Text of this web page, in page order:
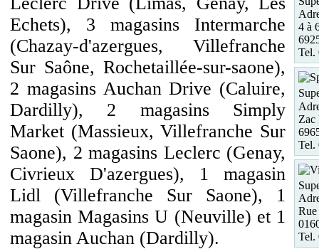
Echets), 3 magasins Intermarche
(Chazay-d'azergues, Villefranche
Sur Saône, Rochetaillée-sur-saone),
2 magasins Auchan Drive (Caluire,
Dardilly), 2 magasins Simply
Market (Massieux, Villefranche Sur
Saone), 2 magasins Leclerc (Genay,
Civrieux D'azergues), 1 magasin
Lidl (Villefranche Sur Saone), 1
magasin Magasins U (Neuville) et 1
magasin Auchan (Dardilly).
4 à
Tel.
Zac
Tel.
Tel.